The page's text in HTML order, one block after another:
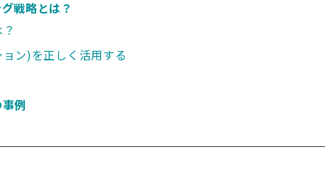
戦略とは？
ン)を正しく活用する
例